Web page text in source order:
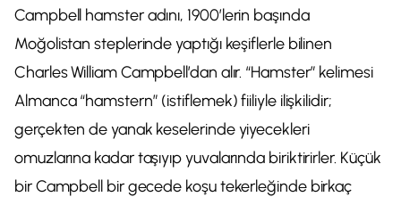
Campbell hamster adını, 1900’lerin başında
Moğolistan steplerinde yaptığı keşiflerle bilinen
Charles William Campbell’dan alır. “Hamster” kelimesi
Almanca “hamstern” (istiflemek) fiiliyle ilişkilidir;
gerçekten de yanak keselerinde yiyecekleri
omuzlarına kadar taşıyıp yuvalarında biriktirirler. Küçük
bir Campbell bir gecede koşu tekerleğinde birkaç